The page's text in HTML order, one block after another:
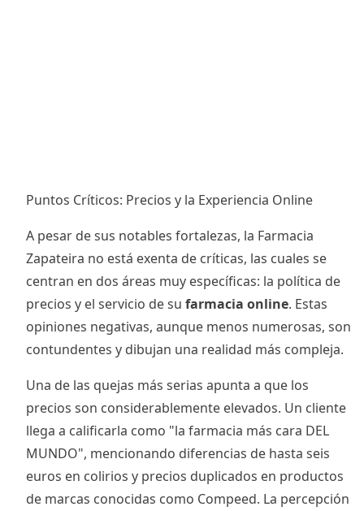
Puntos Críticos: Precios y la Experiencia Online
A pesar de sus notables fortalezas, la Farmacia
Zapateira no está exenta de críticas, las cuales se
centran en dos áreas muy específicas: la política de
precios y el servicio de su farmacia online. Estas
opiniones negativas, aunque menos numerosas, son
contundentes y dibujan una realidad más compleja.
Una de las quejas más serias apunta a que los
precios son considerablemente elevados. Un cliente
llega a calificarla como "la farmacia más cara DEL
MUNDO", mencionando diferencias de hasta seis
euros en colirios y precios duplicados en productos
de marcas conocidas como Compeed. La percepción